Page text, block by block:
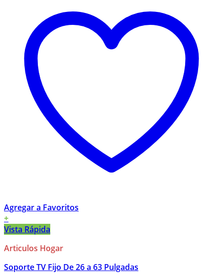
Agregar a Favoritos
+
Vista Rápida
Articulos Hogar
Soporte TV Fijo De 26 a 63 Pulgadas